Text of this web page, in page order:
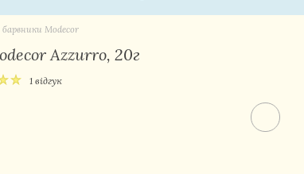
барвники Modecor
Azzurro, 20г
1 відгук